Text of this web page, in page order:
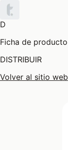
D
Ficha de producto
DISTRIBUIR
Volver al sitio web